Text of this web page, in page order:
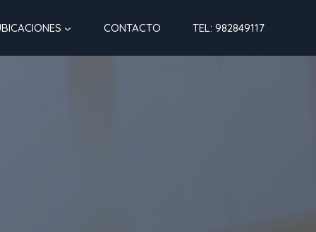
CONTACTO TEL: 982849117